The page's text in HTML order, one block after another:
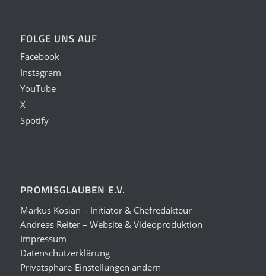
FOLGE UNS AUF
Facebook
Instagram
YouTube
X
Spotify
PROMISGLAUBEN E.V.
Markus Kosian – Initiator & Chefredakteur
Andreas Reiter – Website & Videoproduktion
Impressum
Datenschutzerklärung
Privatsphäre-Einstellungen ändern